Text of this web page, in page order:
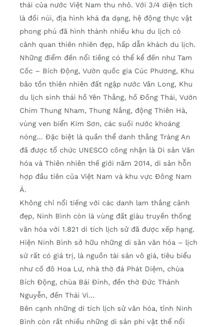
thái của nước Việt Nam thu nhỏ. Với 3/4 diện tích
là đồi núi, địa hình khá đa dạng, hệ động thực vật
phong phú đã hình thành nhiều khu du lịch có
cảnh quan thiên nhiên đẹp, hấp dẫn khách du lịch.
Những điểm đến nổi tiếng có thể kể đến như Tam
Cốc – Bích Động, Vườn quốc gia Cúc Phương, Khu
bảo tồn thiên nhiên đất ngập nước Vân Long, Khu
du lịch sinh thái hồ Yên Thắng, hồ Đồng Thái, Vườn
Chim Thung Nham, Thung Nắng, động Thiên Hà,
vùng ven biển Kim Sơn, các suối nước khoáng
nóng… Đặc biệt là quần thể danh thắng Tràng An
đã được tổ chức UNESCO công nhận là Di sản Văn
hóa và Thiên nhiên thế giới năm 2014, di sản hỗn
hợp đầu tiên của Việt Nam và khu vực Đông Nam
Á.
Không chỉ nổi tiếng với các danh lam thắng cảnh
đẹp, Ninh Bình còn là vùng đất giàu truyền thống
văn hóa với 1.821 di tích lịch sử đã được xếp hạng.
Hiện Ninh Bình sở hữu những di sản văn hóa – lịch
sử rất có giá trị, là nguồn tài sản vô giá, tiêu biểu
như cố đô Hoa Lư, nhà thờ đá Phát Diệm, chùa
Bích Động, chùa Bái Đính, đền thờ Đức Thánh
Nguyễn, đền Thái Vi…
Bên cạnh những di tích lịch sử văn hóa, tỉnh Ninh
Bình còn rất nhiều những di sản phi vật thể nổi